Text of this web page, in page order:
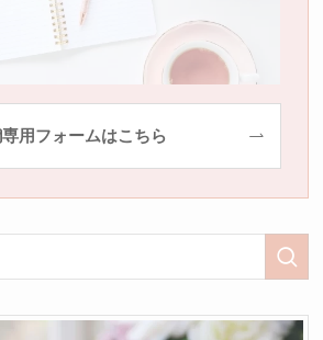
専用フォームはこちら